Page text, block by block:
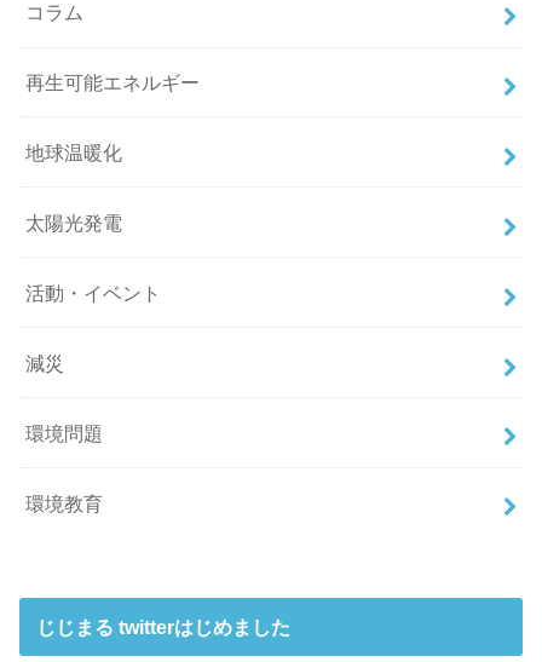
コラム
再生可能エネルギー
地球温暖化
太陽光発電
活動・イベント
減災
環境問題
環境教育
じじまる twitterはじめました